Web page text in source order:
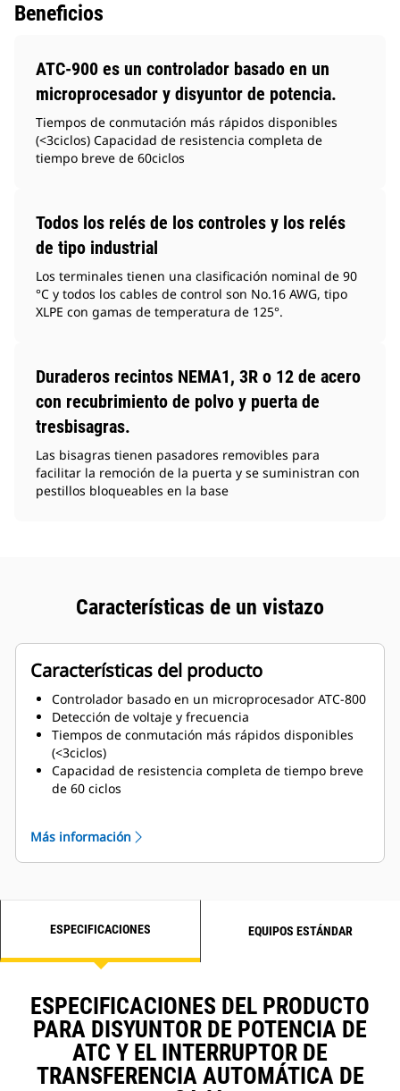
Beneficios
ATC-900 es un controlador basado en un
microprocesador y disyuntor de potencia.
Tiempos de conmutación más rápidos disponibles
(<3ciclos) Capacidad de resistencia completa de
tiempo breve de 60ciclos
Todos los relés de los controles y los relés
de tipo industrial
Los terminales tienen una clasificación nominal de 90
°C y todos los cables de control son No.16 AWG, tipo
XLPE con gamas de temperatura de 125°.
Duraderos recintos NEMA1, 3R o 12 de acero
con recubrimiento de polvo y puerta de
tresbisagras.
Las bisagras tienen pasadores removibles para
facilitar la remoción de la puerta y se suministran con
pestillos bloqueables en la base
Características de un vistazo
Características del producto
Controlador basado en un microprocesador ATC-800
Detección de voltaje y frecuencia
Tiempos de conmutación más rápidos disponibles
(<3ciclos)
Capacidad de resistencia completa de tiempo breve
de 60 ciclos
Indicación de disponibilidad de la fuente
Transferencia manual segura bajo carga
Ejercitador de planta programable
Exclusión de carga de emergencia
RMS verdadera de detección de voltaje de tres fases
Detección de frecuencia en las fuentes 1 y 2
Intertrabado mecánico (cable) y eléctrico para evitar
la puesta en paralelo de las fuentes
Operación manual segura bajo carga plena con
manija de operación permanentemente fijada
Más información
ESPECIFICACIONES EQUIPOS ESTÁNDAR
ESPECIFICACIONES DEL PRODUCTO
PARA DISYUNTOR DE POTENCIA DE
ATC Y EL INTERRUPTOR DE
TRANSFERENCIA AUTOMÁTICA DE